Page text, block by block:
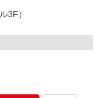
前提でのお仕事も可
3F）